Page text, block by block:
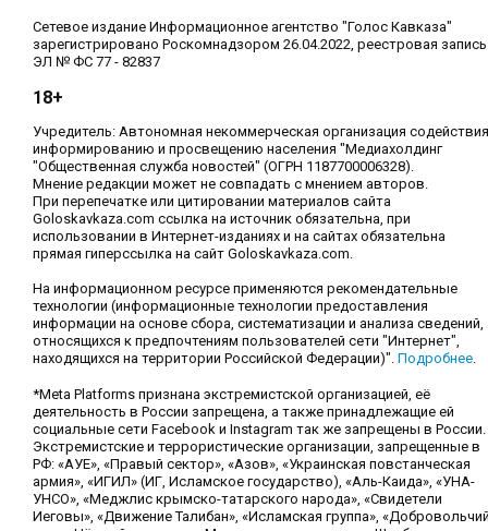
Сетевое издание Информационное агентство "Голос Кавказа"
зарегистрировано Роскомнадзором 26.04.2022, реестровая запись
ЭЛ № ФС 77 - 82837
18+
Учредитель: Автономная некоммерческая организация содействия
информированию и просвещению населения "Медиахолдинг
"Общественная служба новостей" (ОГРН 1187700006328).
Мнение редакции может не совпадать с мнением авторов.
При перепечатке или цитировании материалов сайта
Goloskavkaza.com ссылка на источник обязательна, при
использовании в Интернет-изданиях и на сайтах обязательна
прямая гиперссылка на сайт Goloskavkaza.com.
На информационном ресурсе применяются рекомендательные
технологии (информационные технологии предоставления
информации на основе сбора, систематизации и анализа сведений,
относящихся к предпочтениям пользователей сети "Интернет",
находящихся на территории Российской Федерации)". Подробнее.
*Meta Platforms признана экстремистской организацией, её
деятельность в России запрещена, а также принадлежащие ей
социальные сети Facebook и Instagram так же запрещены в России.
Экстремистские и террористические организации, запрещенные в
РФ: «АУЕ», «Правый сектор», «Азов», «Украинская повстанческая
армия», «ИГИЛ» (ИГ, Исламское государство), «Аль-Каида», «УНА-
УНСО», «Меджлис крымско-татарского народа», «Свидетели
Иеговы», «Движение Талибан», «Исламская группа»,